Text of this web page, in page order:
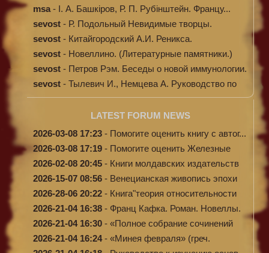
энциклопе...
msa- І. А. Башкіров, Р. П. Рубінштейн. Францу...
sevost - Р. Подольный Невидимые творцы.
sevost - Китайгородский А.И. Реникса.
sevost - Новеллино. (Литературные памятники.)
sevost - Петров Рэм. Беседы о новой иммунологии.
sevost - Тылевич И., Немцева А. Руководство по
ме...
LATEST FORUM NEWS
2026-03-08 17:23 - Помогите оценить книгу с автог...
2026-03-08 17:19 - Помогите оценить Железные
доро...
2026-02-08 20:45 - Книги молдавских издательств
2026-15-07 08:56 - Венецианская живопись эпохи
Во...
2026-28-06 20:22 - Книга"теория относительности
и...
2026-21-04 16:38 - Франц Кафка. Роман. Новеллы.
П...
2026-21-04 16:30 - «Полное собрание сочинений
А.Н...
2026-21-04 16:24- «Минея февраля» (греч.